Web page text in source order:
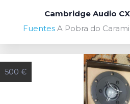
Cambridge Audio
Fuentes A Pobra do
500 €